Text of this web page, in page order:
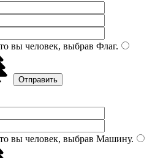
вы человек, выбрав Флаг.
вы человек, выбрав Машину.